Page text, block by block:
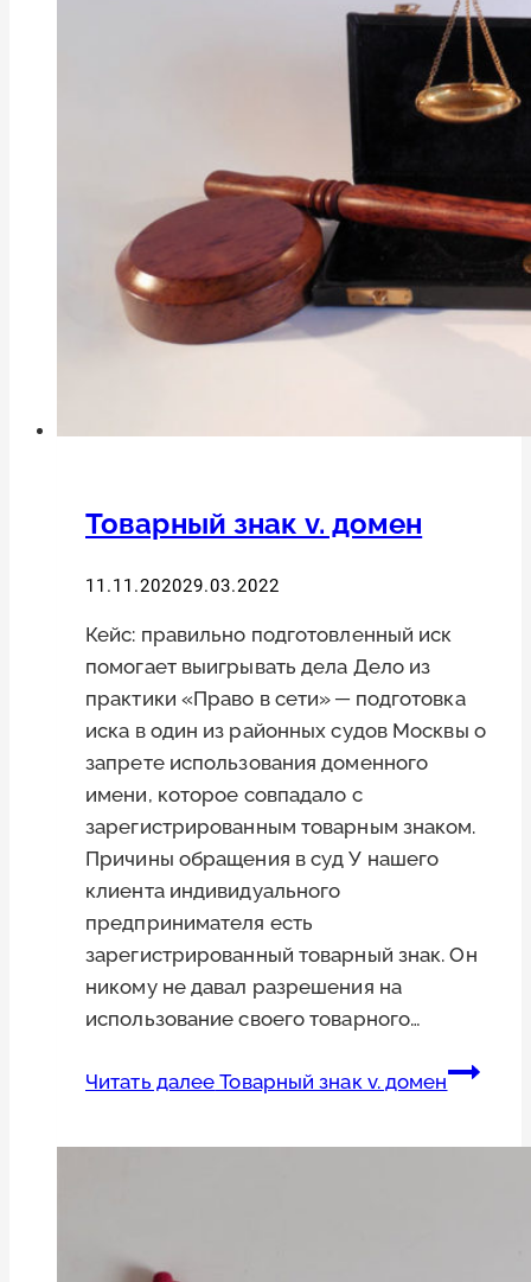
Товарный знак v. домен
11.11.202029.03.2022
Кейс: правильно подготовленный иск
помогает выигрывать дела Дело из
практики «Право в сети» ─ подготовка
иска в один из районных судов Москвы о
запрете использования доменного
имени, которое совпадало с
зарегистрированным товарным знаком.
Причины обращения в суд У нашего
клиента индивидуального
предпринимателя есть
зарегистрированный товарный знак. Он
никому не давал разрешения на
использование своего товарного…
Читать далее Товарный знак v. домен